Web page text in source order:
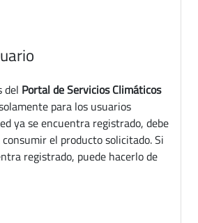
del Portal de Servicios Climáticos
para los usuarios
ya se encuentra registrado, debe
el producto solicitado. Si
registrado, puede hacerlo de